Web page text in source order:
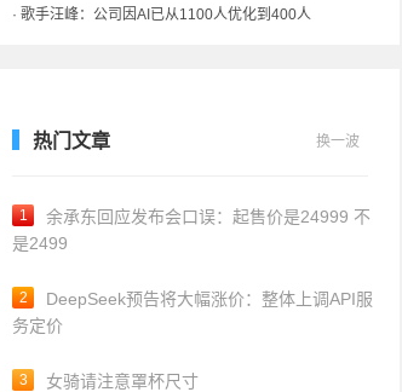
· 歌手汪峰：公司因AI已从1100人优化到400人
热门文章 换一波
1
余承东回应发布会口误：起售价是24999 不
是2499
2
DeepSeek预告将大幅涨价：整体上调API服
务定价
3 女骑请注意罩杯尺寸